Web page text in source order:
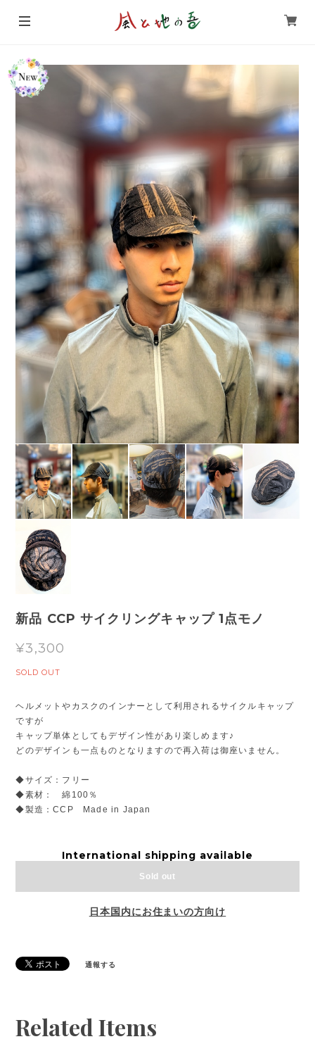
新品 CCP サイクリングキャップ 1点モノ
¥3,300
SOLD OUT
ヘルメットやカスクのインナーとして利用されるサイクルキャップ
ですが
キャップ単体としてもデザイン性があり楽しめます♪
どのデザインも一点ものとなりますので再入荷は御座いません。
◆サイズ：フリー
◆素材： 綿100％
◆製造：CCP Made in Japan
International shipping available
Sold out
日本国内にお住まいの方向け
通報する
Related Items